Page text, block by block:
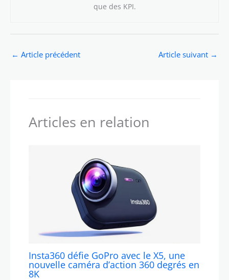
que des KPI.
← Article précédent Article suivant →
Articles en relation
Insta360 défie GoPro avec le X5, une
nouvelle caméra d’action 360 degrés en
8K